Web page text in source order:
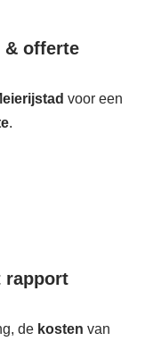
offerte
voor een
.
rapport
de kosten van